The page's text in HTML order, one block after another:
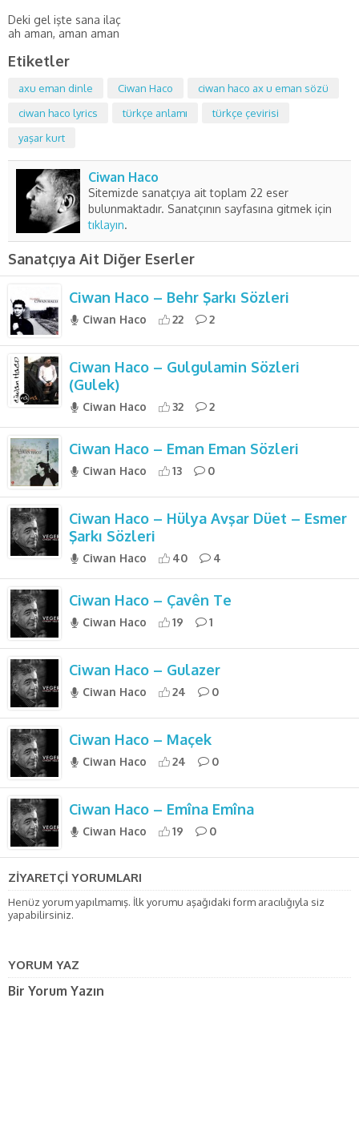
Deki gel işte sana ilaç
ah aman, aman aman
Etiketler
axu eman dinle Ciwan Haco
ciwan haco ax u eman sözü
ciwan haco lyrics
türkçe anlamı
türkçe çevirisi
yaşar kurt
Ciwan Haco
Sitemizde sanatçıya ait toplam 22 eser
bulunmaktadır. Sanatçının sayfasına gitmek için
tıklayın.
Sanatçıya Ait Diğer Eserler
Ciwan Haco – Behr Şarkı Sözleri
Ciwan Haco 22 2
Ciwan Haco – Gulgulamin Sözleri
(Gulek)
Ciwan Haco 32 2
Ciwan Haco – Eman Eman Sözleri
Ciwan Haco 13 0
Ciwan Haco – Hülya Avşar Düet – Esmer
Şarkı Sözleri
Ciwan Haco 40 4
Ciwan Haco – Çavên Te
Ciwan Haco 19 1
Ciwan Haco – Gulazer
Ciwan Haco 24 0
Ciwan Haco – Maçek
Ciwan Haco 24 0
Ciwan Haco – Emîna Emîna
Ciwan Haco 19 0
ZİYARETÇİ YORUMLARI
Henüz yorum yapılmamış. İlk yorumu aşağıdaki form aracılığıyla siz
yapabilirsiniz.
YORUM YAZ
Bir Yorum Yazın